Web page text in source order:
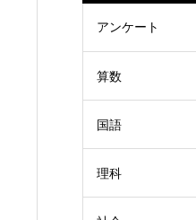
アンケート
算数
国語
理科